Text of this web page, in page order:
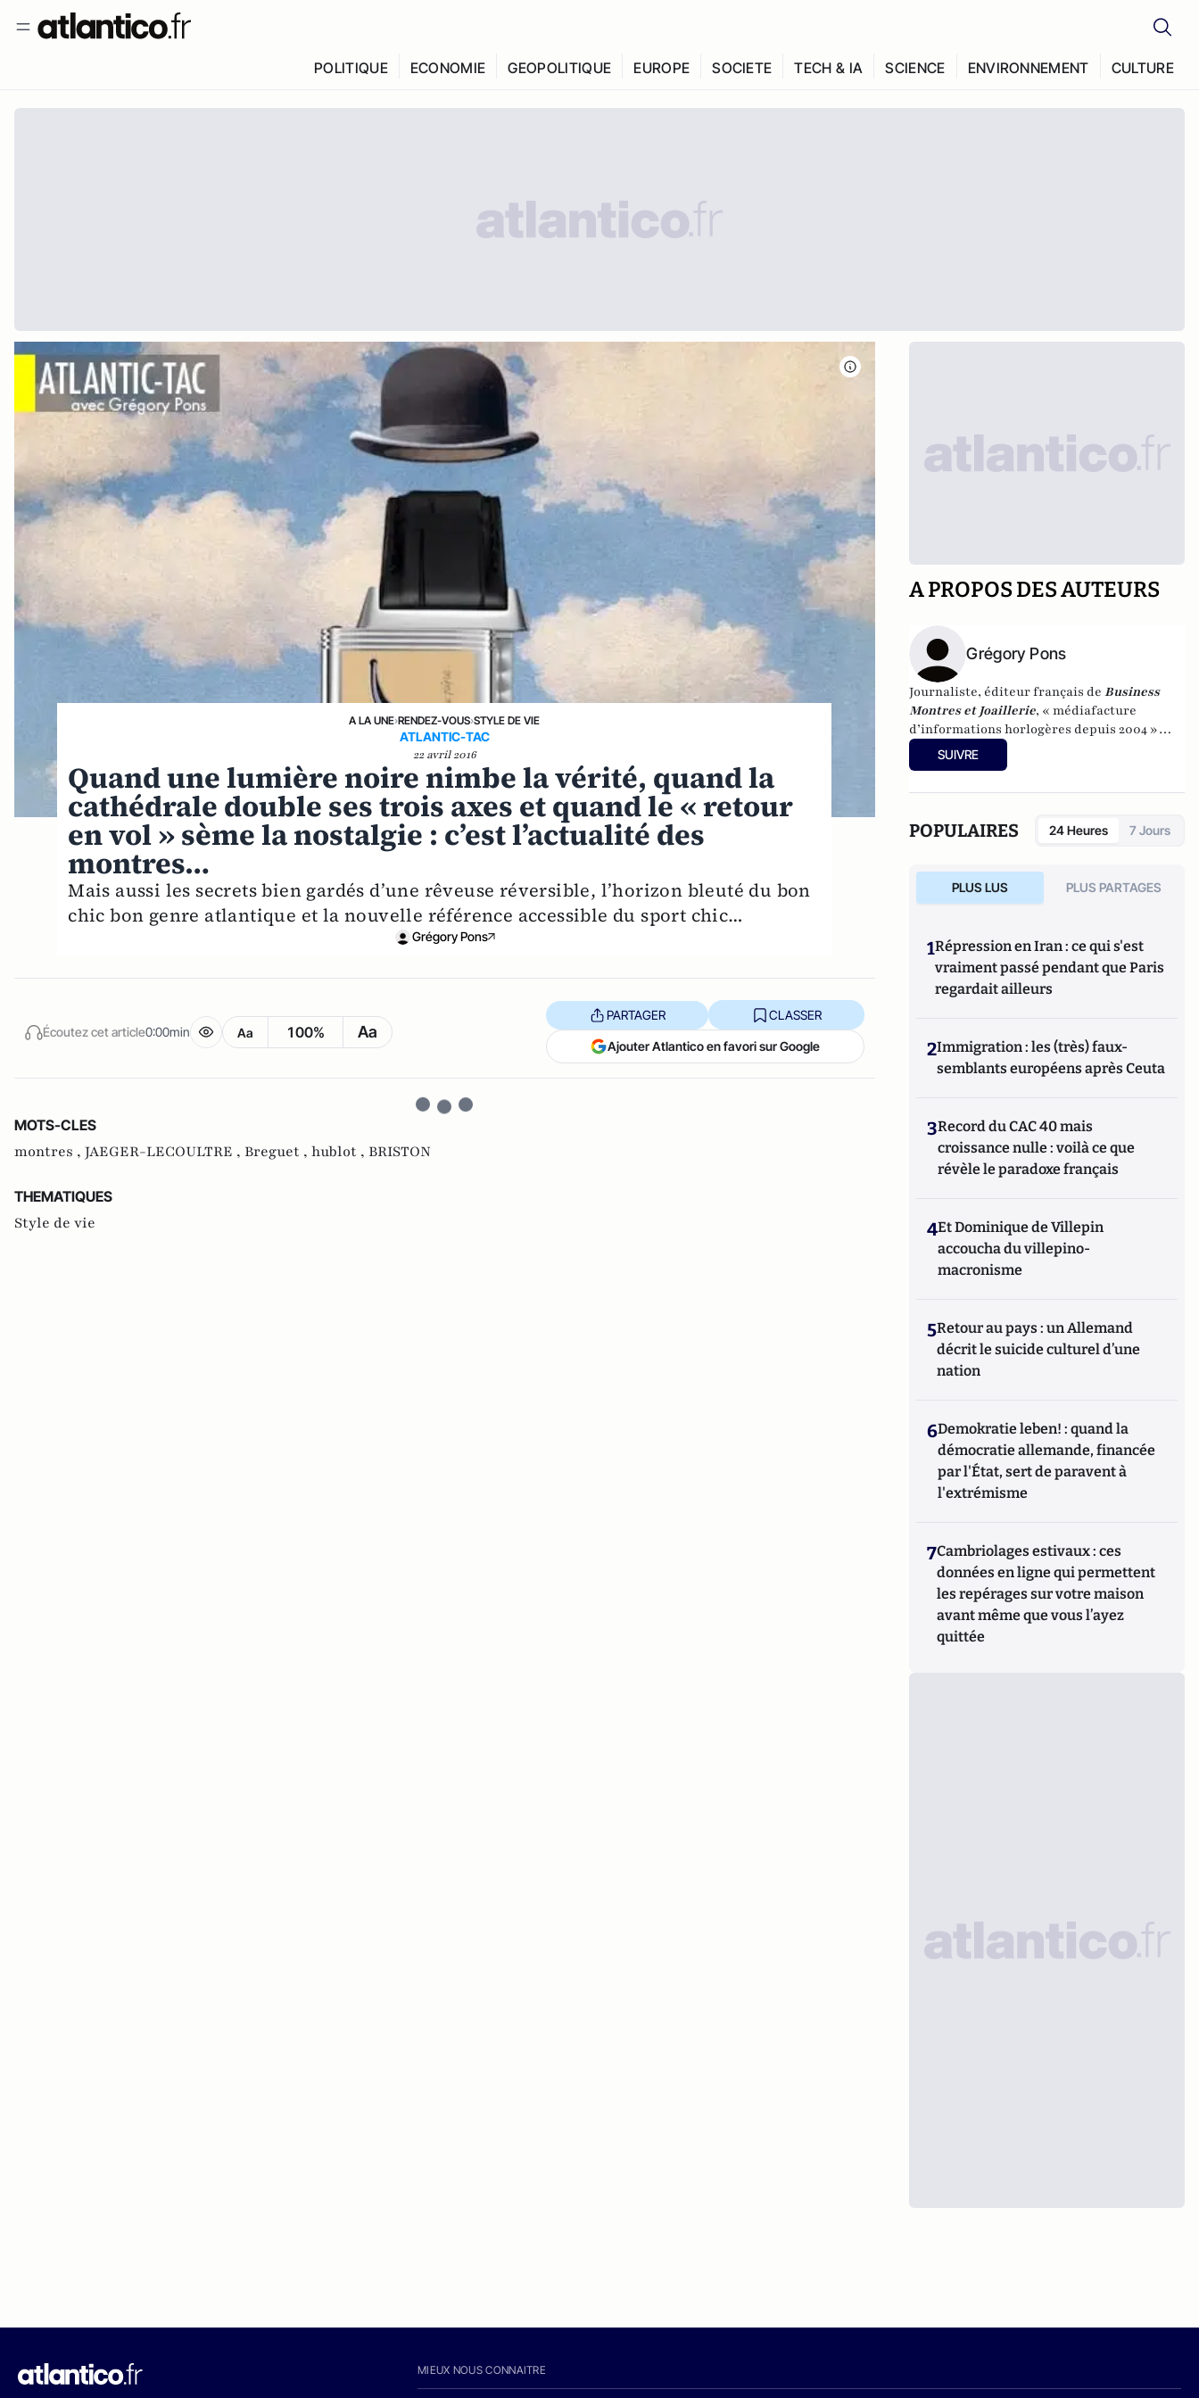
POLITIQUE ECONOMIE GEOPOLITIQUE EUROPE SOCIETE TECH & IA SCIENCE ENVIRONNEMENT CULTURE
A LA UNE›RENDEZ-VOUS›STYLE DE VIE
ATLANTIC-TAC
22 avril 2016
Quand une lumière noire nimbe la vérité, quand la
cathédrale double ses trois axes et quand le « retour
en vol » sème la nostalgie : c’est l’actualité des
montres…
Mais aussi les secrets bien gardés d’une rêveuse réversible, l’horizon bleuté du bon
chic bon genre atlantique et la nouvelle référence accessible du sport chic…
Grégory Pons
Écoutez cet article0:00min Aa 100% Aa
PARTAGER CLASSER
Ajouter Atlantico en favori sur Google
MOTS-CLES
montres , JAEGER-LECOULTRE , Breguet , hublot , BRISTON
THEMATIQUES
Style de vie
A PROPOS DES AUTEURS
Grégory Pons
Journaliste, éditeur français deBusiness
Montres et Joaillerie, « médiafacture
d’informations horlogères depuis 2004 »
(site d’informations basé à Genève : 0 %
publicité-100 % liberté), spécialiste du
SUIVRE
POPULAIRES 24 Heures 7 Jours
PLUS LUS PLUS PARTAGES
1Répression en Iran : ce qui s'est
vraiment passé pendant que Paris
regardait ailleurs
2Immigration : les (très) faux-
semblants européens après Ceuta
3Record du CAC 40 mais
croissance nulle : voilà ce que
révèle le paradoxe français
4Et Dominique de Villepin
accoucha du villepino-
macronisme
5Retour au pays : un Allemand
décrit le suicide culturel d’une
nation
6Demokratie leben! : quand la
démocratie allemande, financée
par l'État, sert de paravent à
l'extrémisme
7Cambriolages estivaux : ces
données en ligne qui permettent
les repérages sur votre maison
avant même que vous l’ayez
quittée
MIEUX NOUS CONNAITRE